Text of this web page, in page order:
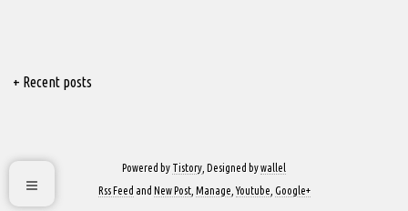
+ Recent posts
Powered by Tistory , Designed bywallel
Rss Feed and New Post, Manage ,Youtube Google+